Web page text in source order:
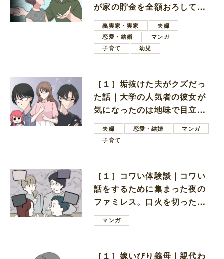
が家の貯金を全額おろしてほ
しいと言ってきた
義実家・実家
夫婦
恋愛・結婚
マンガ
子育て
幼児
［１］垢抜けた夫がクズだっ
た話｜大学の人気者の彼女が
気になったのは地味で目立た
ない男子学生
夫婦 恋愛・結婚
マンガ
子育て
［１］コワい体験談｜コワい
話をするために集まった夜の
ファミレス。口火を切ったの
は電車好きの男の子ママ
マンガ
［１］嫁いびり義母｜親代わ